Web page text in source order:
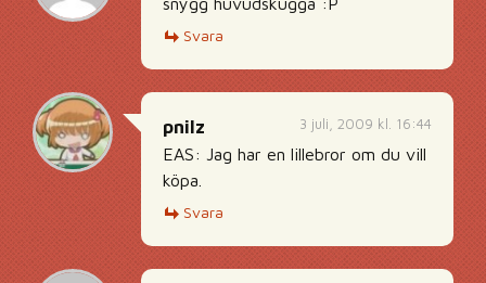
Svara
3 juli, 2009 kl. 16:44
pnilz
EAS: Jag har en lillebror om du vill
köpa.
Svara